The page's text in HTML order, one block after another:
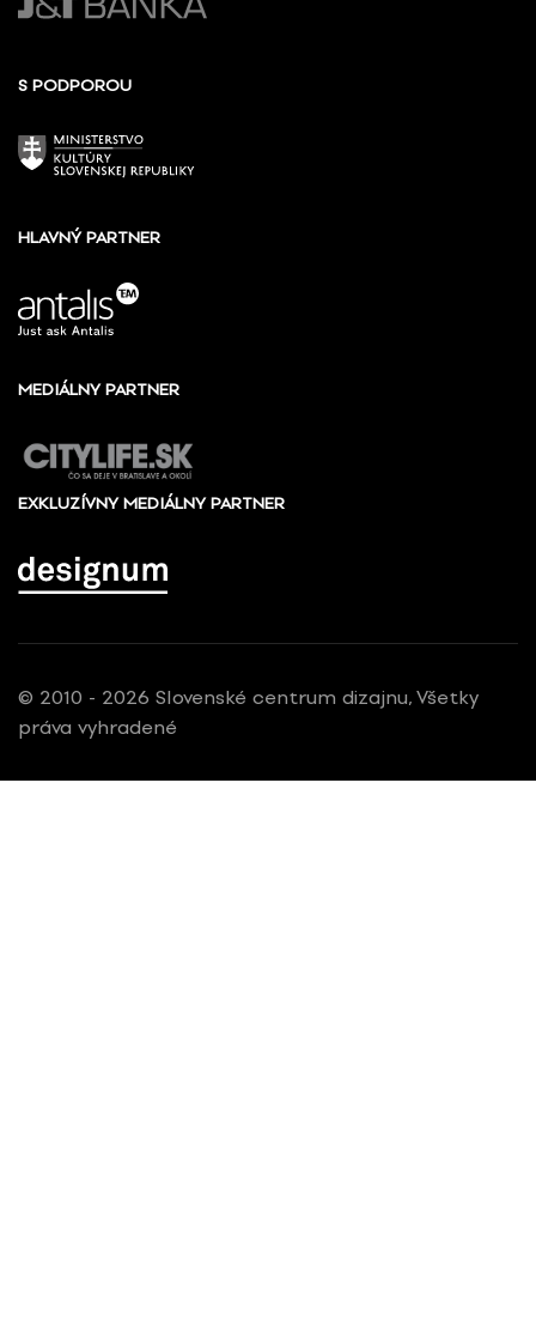
S PODPOROU
HLAVNÝ PARTNER
MEDIÁLNY PARTNER
EXKLUZÍVNY MEDIÁLNY PARTNER
© 2010 - 2026 Slovenské centrum dizajnu, Všetky
práva vyhradené